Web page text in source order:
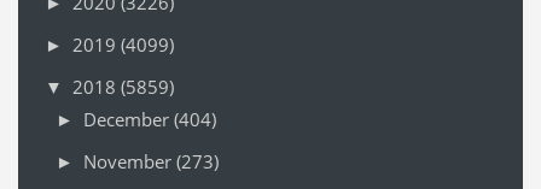
► 2019 (4099)
▼ 2018 (5859)
► December (404)
► November (273)